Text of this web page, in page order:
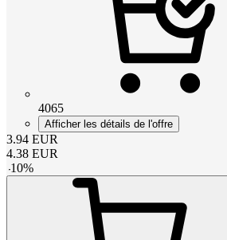
4065
Afficher les détails de l'offre
3.94 EUR
4.38 EUR
-10%